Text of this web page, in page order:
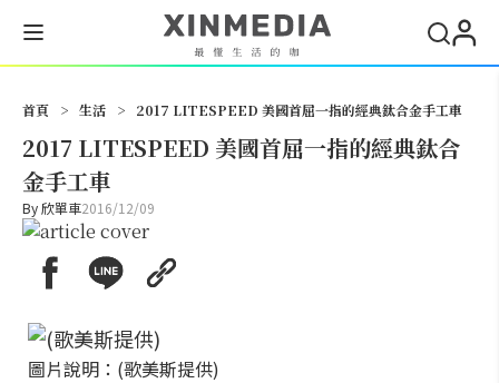
首頁 > 生活 > 2017 LITESPEED 美國首屈一指的經典鈦合金手工車
2017 LITESPEED 美國首屈一指的經典鈦合
金手工車
By欣單車2016/12/09
圖片說明：(歌美斯提供)